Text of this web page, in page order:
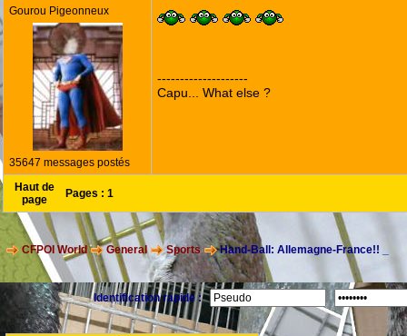
Gourou Pigeonneux
35647 messages postés
--------------------
Capu... What else ?
Haut de
page
Pages : 1
CFPOI World General Sports Hand-Ball: Allemagne-France!! _
Identification rapide :